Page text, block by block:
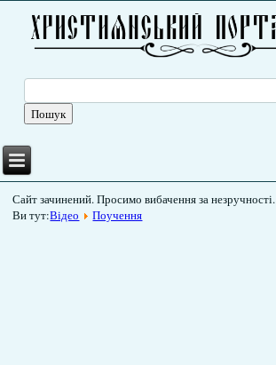
Сайт зачинений. Просимо вибачення за незручності.
Ви тут:Відео Поучення